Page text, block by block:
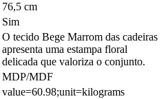
76,5 cm
Sim
O tecido Bege Marrom das cadeiras
apresenta uma estampa floral
delicada que valoriza o conjunto.
MDP/MDF
value=60.98;unit=kilograms